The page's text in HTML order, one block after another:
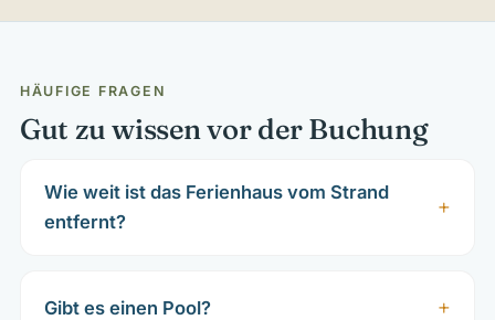
HÄUFIGE FRAGEN
Gut zu wissen vor der Buchung
Wie weit ist das Ferienhaus vom Strand
entfernt?
Gibt es einen Pool?